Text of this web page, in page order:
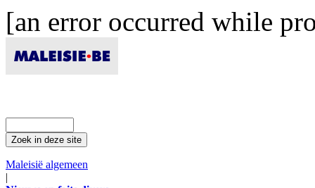
[an error occurred while
Maleisië algemeen
|